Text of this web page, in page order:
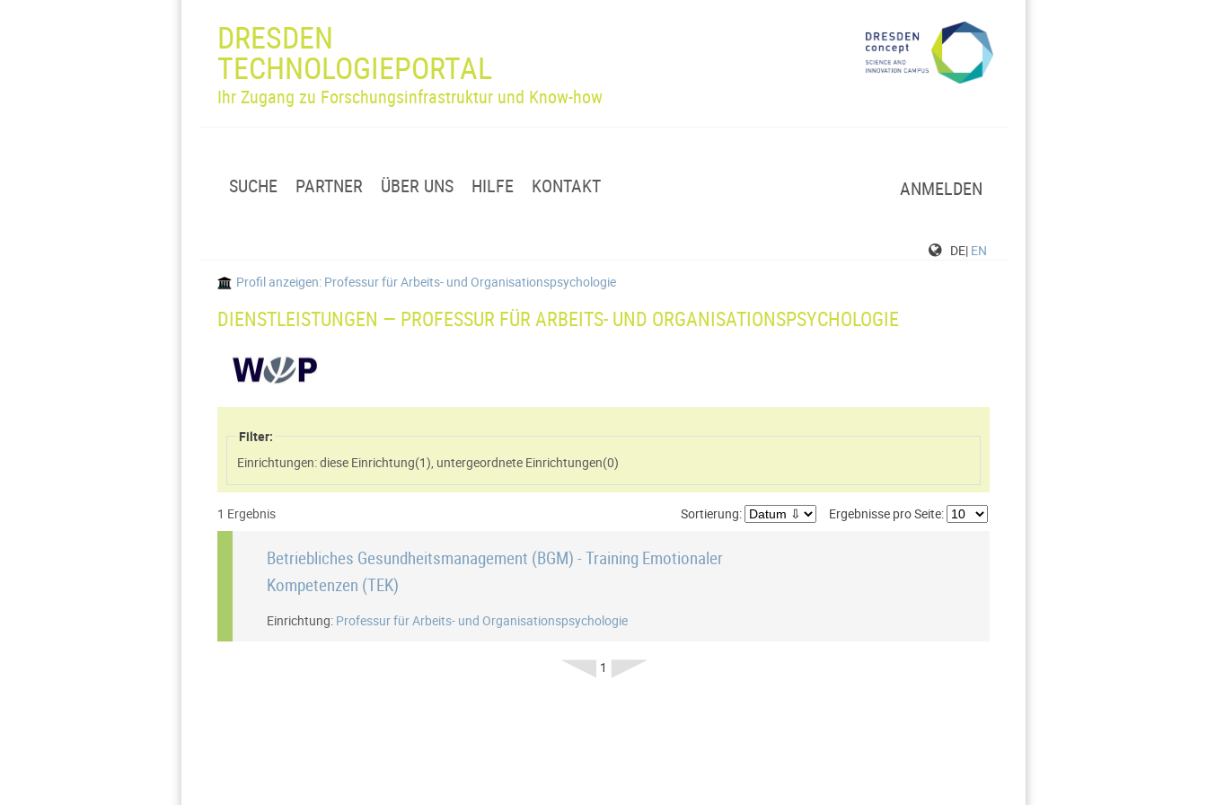
DRESDEN
TECHNOLOGIEPORTAL
Ihr Zugang zu Forschungsinfrastruktur und Know-how
SUCHE PARTNER ÜBER UNS HILFE KONTAKT ANMELDEN
DE| EN
Profil anzeigen: Professur für Arbeits- und Organisations­psychologie
DIENSTLEISTUNGEN — PROFESSUR FÜR ARBEITS- UND ORGANISATIONS­PSYCHOLOGIE
Filter:
Einrichtungen: diese Einrichtung(1), untergeordnete Einrichtungen(0)
Ergebnisse pro Seite:
Sortierung:
1 Ergebnis
Betriebliches Gesundheitsmanagement (BGM) - Training Emotionaler
Kompetenzen (TEK)
Einrichtung: Professur für Arbeits- und Organisations­psychologie
1